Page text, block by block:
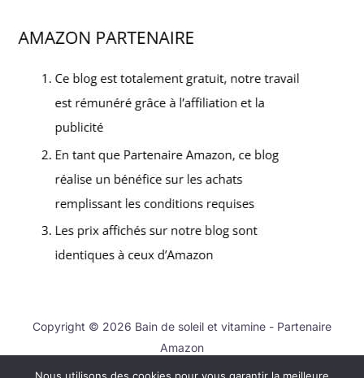
Copyright © 2026 Bain de soleil et vitamine - Partenaire
Amazon